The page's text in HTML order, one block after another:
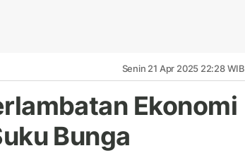
Senin 21 Apr 2025 22:28 WIB
Ekonomi
Bunga